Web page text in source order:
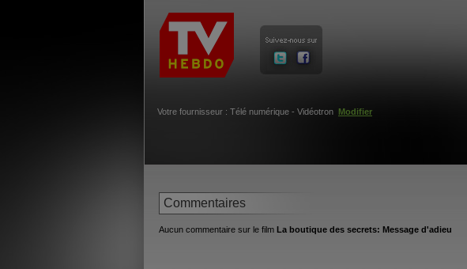
Votre fournisseur : Télé numérique - Vidéotron Modifier
Commentaires
Aucun commentaire sur le film La boutique des secrets: Message d'adieu